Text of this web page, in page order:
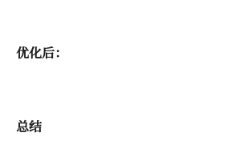
优化后：
总结